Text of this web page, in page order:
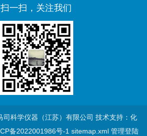
扫一扫，关注我们
科学仪器（江苏）有限公司 技术支持：化
备2022001986号-1 sitemap.xml 管理登陆